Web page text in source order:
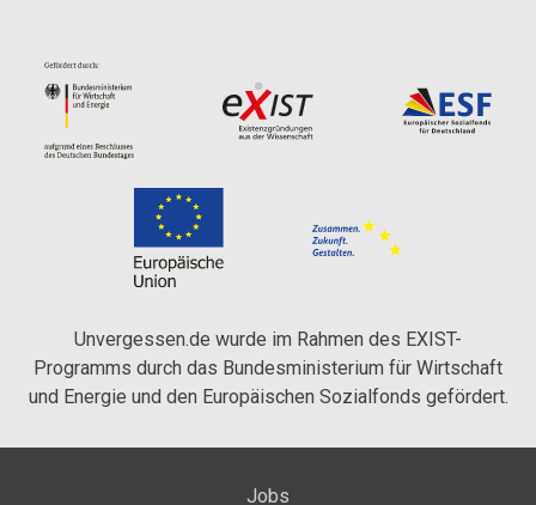
Unvergessen.de wurde im Rahmen des EXIST-
Programms durch das Bundesministerium für Wirtschaft
und Energie und den Europäischen Sozialfonds gefördert.
Jobs